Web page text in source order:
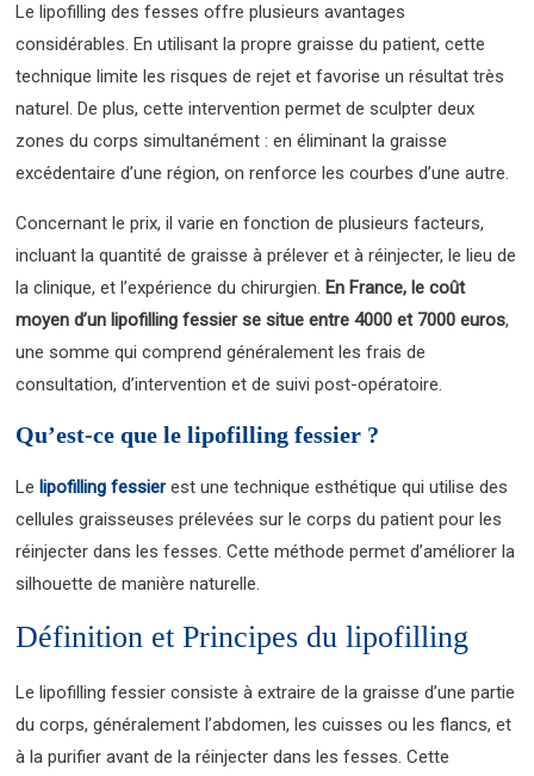
Le lipofilling des fesses offre plusieurs avantages
considérables. En utilisant la propre graisse du patient, cette
technique limite les risques de rejet et favorise un résultat très
naturel. De plus, cette intervention permet de sculpter deux
zones du corps simultanément : en éliminant la graisse
excédentaire d’une région, on renforce les courbes d’une autre.
Concernant le prix, il varie en fonction de plusieurs facteurs,
incluant la quantité de graisse à prélever et à réinjecter, le lieu de
la clinique, et l’expérience du chirurgien. En France, le coût
moyen d’un lipofilling fessier se situe entre 4000 et 7000 euros,
une somme qui comprend généralement les frais de
consultation, d’intervention et de suivi post-opératoire.
Qu’est-ce que le lipofilling fessier ?
Lelipofilling fessierest une technique esthétique qui utilise des
cellules graisseuses prélevées sur le corps du patient pour les
réinjecter dans les fesses. Cette méthode permet d’améliorer la
silhouette de manière naturelle.
Définition et Principes du lipofilling
Le lipofilling fessier consiste à extraire de la graisse d’une partie
du corps, généralement l’abdomen, les cuisses ou les flancs, et
à la purifier avant de la réinjecter dans les fesses. Cette